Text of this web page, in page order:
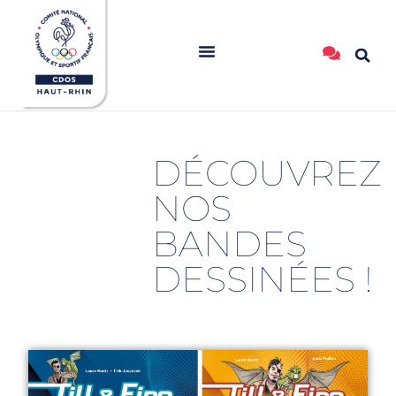
DÉCOUVREZ
NOS
BANDES
DESSINÉES !